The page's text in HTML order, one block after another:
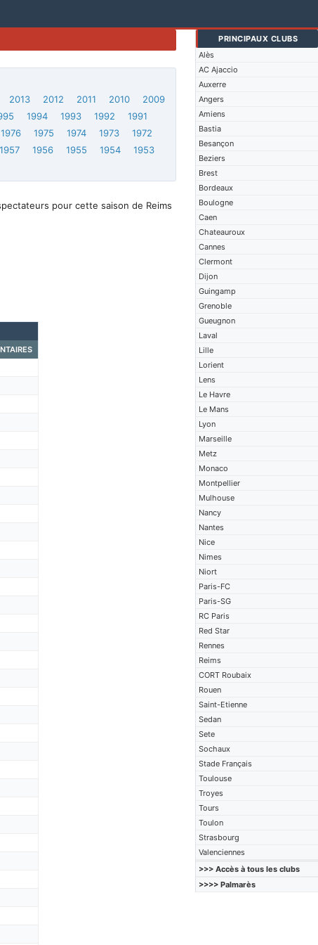
PRINCIPAUX CLUBS
Alès
AC Ajaccio
Auxerre
Angers
Amiens
Bastia
Besançon
Beziers
Brest
Bordeaux
Boulogne
Caen
Chateauroux
Cannes
Clermont
Dijon
Guingamp
Grenoble
Gueugnon
Laval
Lille
Lorient
Lens
Le Havre
Le Mans
Lyon
Marseille
Metz
Monaco
Montpellier
Mulhouse
Nancy
Nantes
Nice
Nimes
Niort
Paris-FC
Paris-SG
RC Paris
Red Star
Rennes
Reims
CORT Roubaix
Rouen
Saint-Etienne
Sedan
Sete
Sochaux
Stade Français
Toulouse
Troyes
Tours
Toulon
Strasbourg
Valenciennes
>>> Accès à tous les clubs
>>>> Palmarès
2013 2012 2011 2010
2009
1994 1993 1992
1991
1976 1975 1974 1973
1972
1957 1956 1955 1954
1953
pour cette saison de Reims